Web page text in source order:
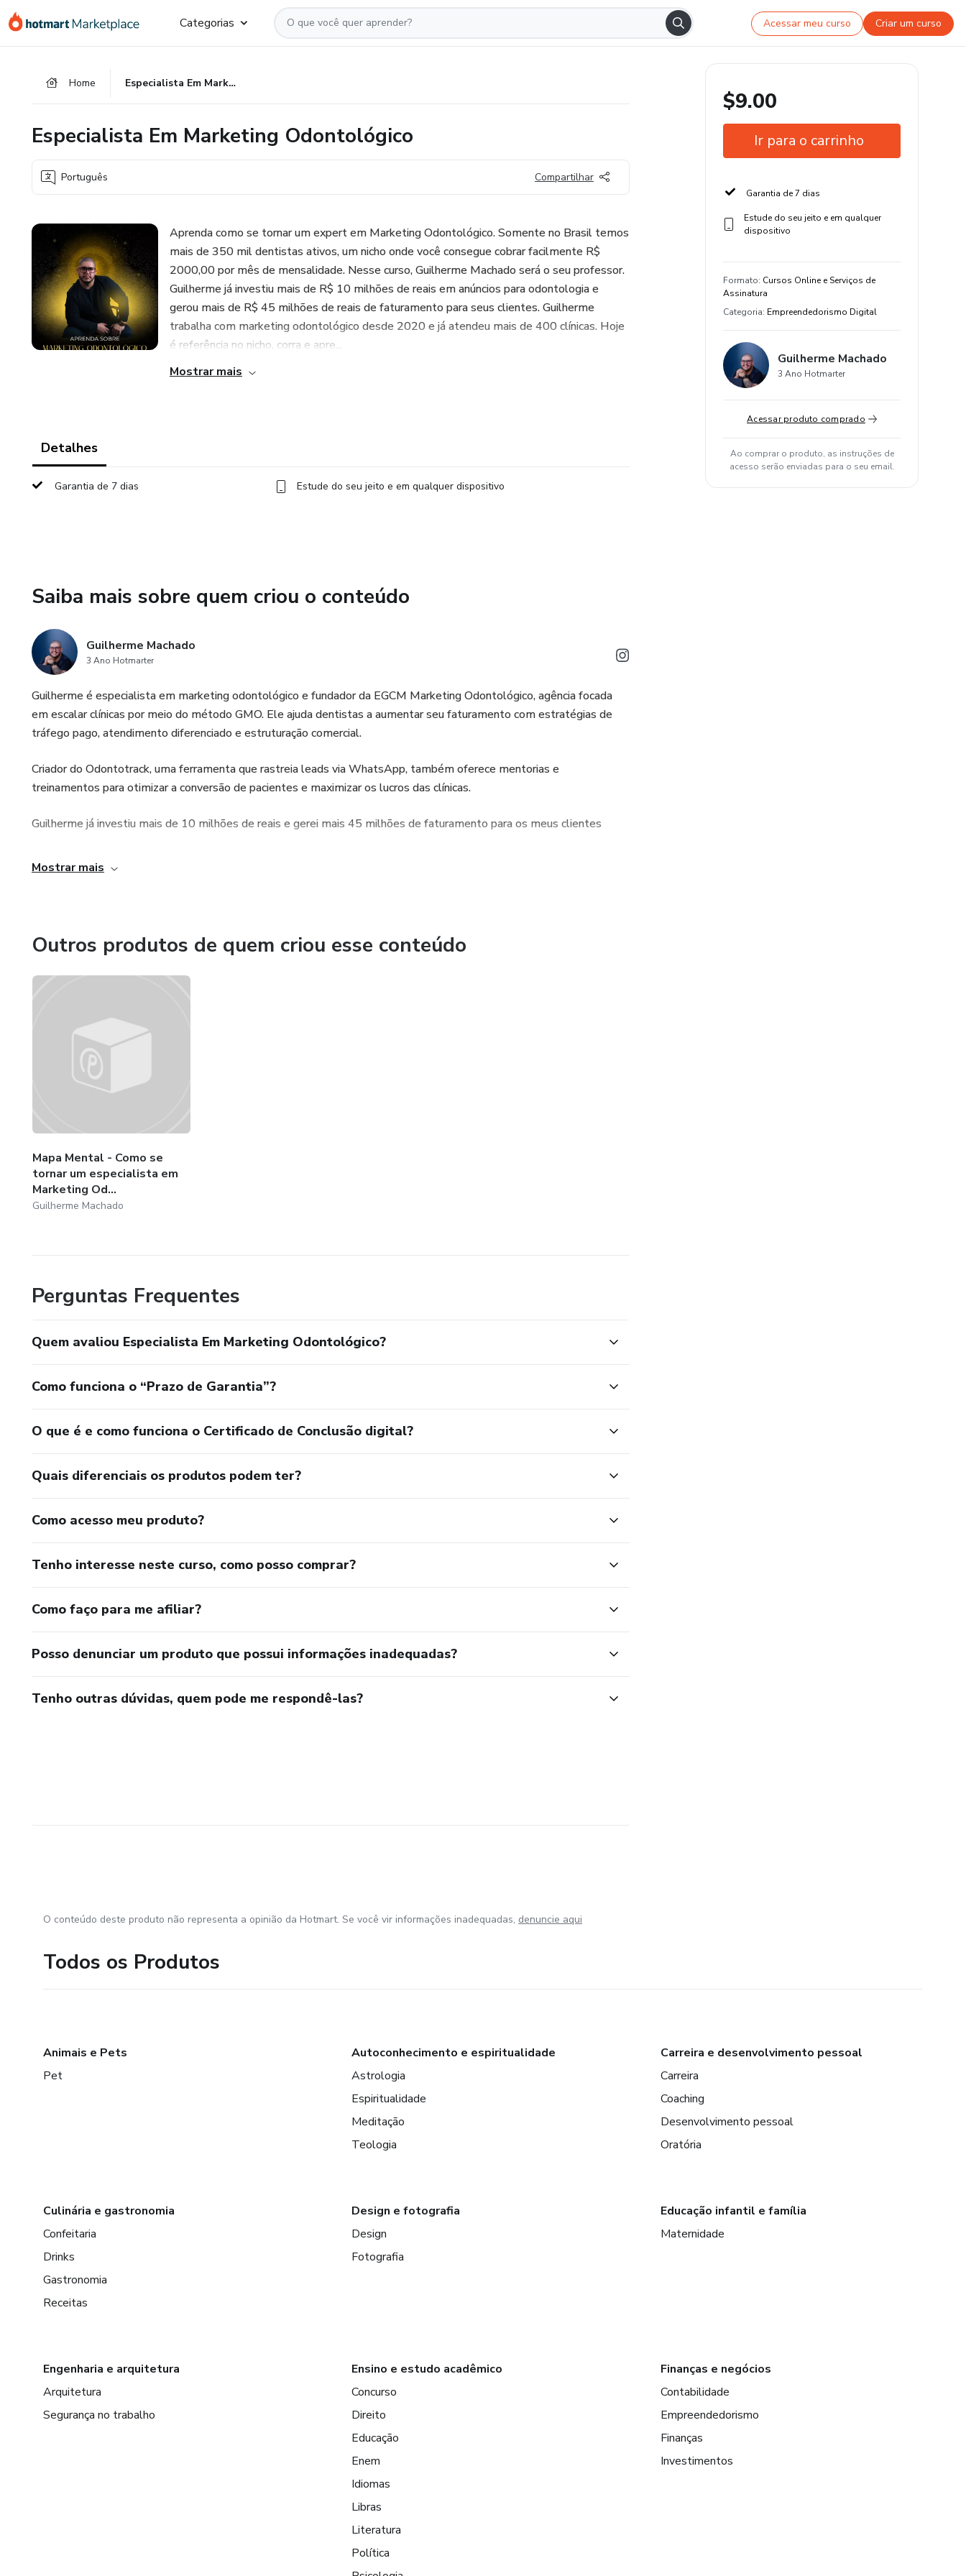
para
para
para
Categorias Acessar meu curso Criar um curso
Home Especialista Em Marketing Odontológico
Especialista Em Marketing Odontológico
Português Compartilhar
Aprenda como se tornar um expert em Marketing Odontológico. Somente no Brasil temos
mais de 350 mil dentistas ativos, um nicho onde você consegue cobrar facilmente R$
2000,00 por mês de mensalidade. Nesse curso, Guilherme Machado será o seu professor.
Guilherme já investiu mais de R$ 10 milhões de reais em anúncios para odontologia e
gerou mais de R$ 45 milhões de reais de faturamento para seus clientes. Guilherme
trabalha com marketing odontológico desde 2020 e já atendeu mais de 400 clínicas. Hoje
é referência no nicho, corra e apre...
Mostrar mais
Detalhes
Garantia de 7 dias Estude do seu jeito e em qualquer dispositivo
Saiba mais sobre quem criou o conteúdo
Guilherme Machado
3 Ano Hotmarter
Guilherme é especialista em marketing odontológico e fundador da EGCM Marketing Odontológico, agência focada
em escalar clínicas por meio do método GMO. Ele ajuda dentistas a aumentar seu faturamento com estratégias de
tráfego pago, atendimento diferenciado e estruturação comercial.
Criador do Odontotrack, uma ferramenta que rastreia leads via WhatsApp, também oferece mentorias e
treinamentos para otimizar a conversão de pacientes e maximizar os lucros das clínicas.
Guilherme já investiu mais de 10 milhões de reais e gerei mais 45 milhões de faturamento para os meus clientes
Mostrar mais
Outros produtos de quem criou esse conteúdo
Mapa Mental - Como se
tornar um especialista em
Marketing Od...
Guilherme Machado
Perguntas Frequentes
Quem avaliou Especialista Em Marketing Odontológico?
Como funciona o “Prazo de Garantia”?
O que é e como funciona o Certificado de Conclusão digital?
Quais diferenciais os produtos podem ter?
Como acesso meu produto?
Tenho interesse neste curso, como posso comprar?
Como faço para me afiliar?
Posso denunciar um produto que possui informações inadequadas?
Tenho outras dúvidas, quem pode me respondê-las?
$9.00
Ir para o carrinho
Garantia de 7 dias
Estude do seu jeito e em qualquer
dispositivo
Formato: Cursos Online e Serviços de
Assinatura
Categoria: Empreendedorismo Digital
Guilherme Machado
3 Ano Hotmarter
Acessar produto comprado
Ao comprar o produto, as instruções de
acesso serão enviadas para o seu email.
O conteúdo deste produto não representa a opinião da Hotmart. Se você vir informações inadequadas, denuncie aqui
Todos os Produtos
Animais e Pets
Pet
Autoconhecimento e espiritualidade
Astrologia
Espiritualidade
Meditação
Teologia
Carreira e desenvolvimento pessoal
Carreira
Coaching
Desenvolvimento pessoal
Oratória
Culinária e gastronomia
Confeitaria
Drinks
Gastronomia
Receitas
Design e fotografia
Design
Fotografia
Educação infantil e família
Maternidade
Engenharia e arquitetura
Arquitetura
Segurança no trabalho
Ensino e estudo acadêmico
Concurso
Direito
Educação
Enem
Idiomas
Libras
Literatura
Política
Finanças e negócios
Contabilidade
Empreendedorismo
Finanças
Investimentos